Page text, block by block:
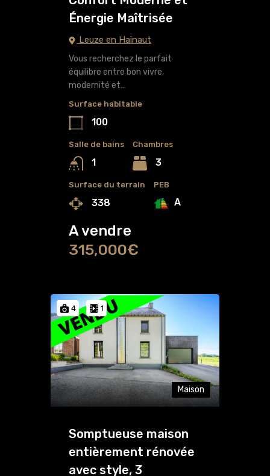
Énergie Maîtrisée
Leuze en Hainaut
Vous recherchez le parfait
équilibre entre bon vivre,
modernité et…
Surface habitable
100
Salle de bains
1
Chambres
3
Surface du terrain
338
PEB
A
A vendre
315,000€
4 1
Maison
Somptueuse maison
entièrement rénovée
avec style, 3